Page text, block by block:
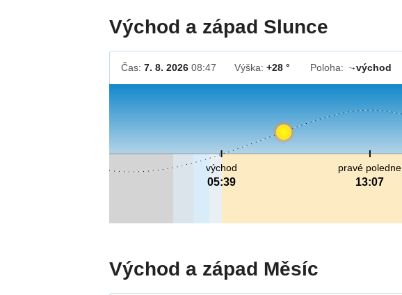
Východ a západ Slunce
Čas:7. 8. 2026 08:47 Výška:+28 ° Poloha: ↓východ
pravé poledne
13:07
východ
05:39
Východ a západ Měsíc